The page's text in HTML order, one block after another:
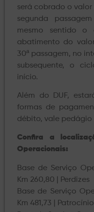
será cobrado o
segunda
mesmo sentido o
abatimento do
30ª passagem, no
subsequente, o
início.
Além do DUF,
formas de
débito, vale pedágio
Confira a
Operacionais:
Base de Serviço
Km 260,80 | Perdizes
Base de Serviço
Km 481,73 | Patrocínio